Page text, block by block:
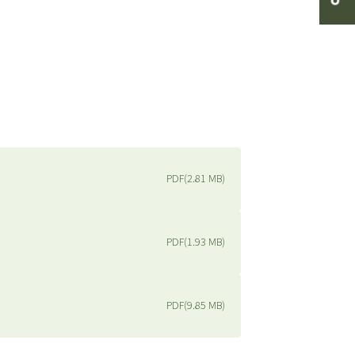
PDF(2.81 MB)
PDF(1.93 MB)
PDF(9.85 MB)